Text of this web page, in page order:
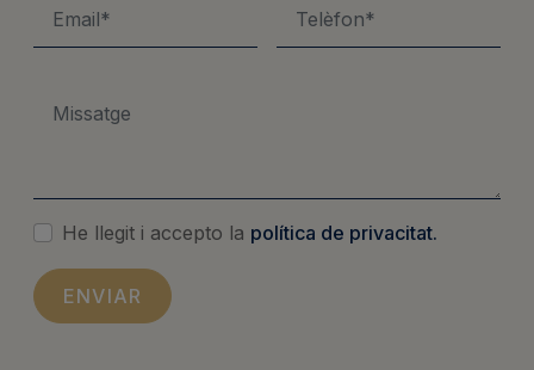
He llegit i accepto la política de privacitat.